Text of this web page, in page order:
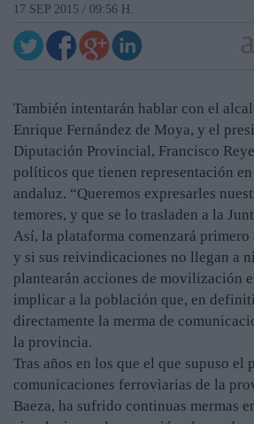
17 SEP 2015 / 09:56 H.
También intentarán hablar con el
Enrique Fernández de Moya, y el
Diputación Provincial, Francisco
políticos que tienen representación
andaluz. “Queremos expresarles
temores, y que se lo trasladen a la
Así, la plataforma comenzará
y si sus reivindicaciones no llegan a
plantearán acciones de movilización
implicar a la población que, en
directamente la merma de
la provincia.
Tras años en los que el que supuso el
comunicaciones ferroviarias de la
Baeza, ha sufrido continuas mermas